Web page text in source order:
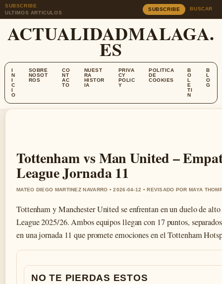
SUBSCRIBE
ULTIMOS ARTICULOS
SUBSCRIBE BUSCAR
ACTUALIDADMALAGA.
ES
I
N
I
C
I
O
SOBRE
NOSOT
ROS
CO
NT
AC
TO
NUEST
RA
HISTOR
IA
PRIVA
CY
POLIC
Y
POLITICA
DE
COOKIES
B
O
L
E
TI
N
B
L
O
G
Tottenham vs Man United –
League Jornada 11
MATEO DIEGO MARTINEZ NAVARRO • 2026-04-12 • REVISADO POR MAYA
Tottenham y Manchester United se enfrentan en un duelo de
League 2025/26. Ambos equipos llegan con 17 puntos,
en una jornada 11 que promete emociones en el Tottenham
NO TE PIERDAS ESTOS